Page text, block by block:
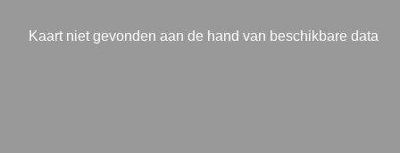
Kaart niet gevonden aan de hand van beschikbare data